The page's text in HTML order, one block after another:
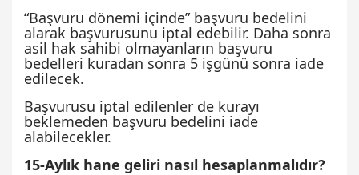
“Başvuru dönemi içinde” başvuru bedelini
alarak başvurusunu iptal edebilir. Daha sonra
asil hak sahibi olmayanların başvuru
bedelleri kuradan sonra 5 işgünü sonra iade
edilecek.
Başvurusu iptal edilenler de kurayı
beklemeden başvuru bedelini iade
alabilecekler.
15-Aylık hane geliri nasıl hesaplanmalıdır?